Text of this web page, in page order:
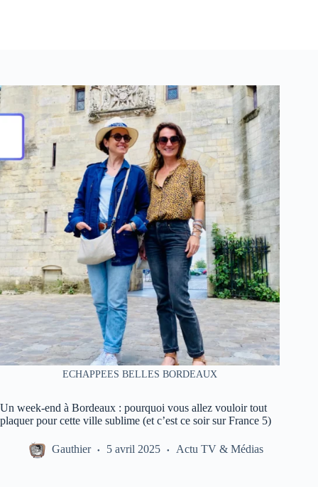
ECHAPPEES BELLES BORDEAUX
Un week-end à Bordeaux : pourquoi vous allez vouloir tout
plaquer pour cette ville sublime (et c’est ce soir sur France 5)
Gauthier 5 avril 2025 Actu TV & Médias